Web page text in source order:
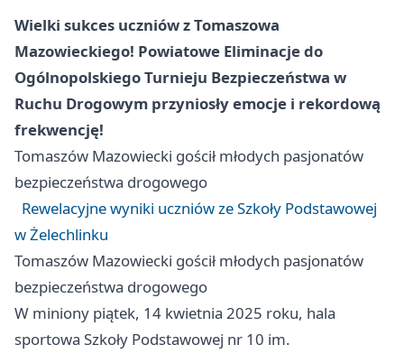
Wielki sukces uczniów z Tomaszowa
Mazowieckiego! Powiatowe Eliminacje do
Ogólnopolskiego Turnieju Bezpieczeństwa w
Ruchu Drogowym przyniosły emocje i rekordową
frekwencję!
Tomaszów Mazowiecki gościł młodych pasjonatów
bezpieczeństwa drogowego
Rewelacyjne wyniki uczniów ze Szkoły Podstawowej
w Żelechlinku
Tomaszów Mazowiecki gościł młodych pasjonatów
bezpieczeństwa drogowego
W miniony piątek, 14 kwietnia 2025 roku, hala
sportowa Szkoły Podstawowej nr 10 im.